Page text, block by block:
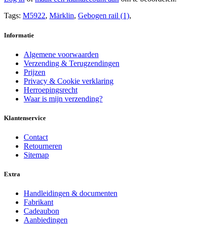
Tags: M5922, Märklin, Gebogen rail (1),
Informatie
Algemene voorwaarden
Verzending & Terugzendingen
Prijzen
Privacy & Cookie verklaring
Herroepingsrecht
Waar is mijn verzending?
Klantenservice
Contact
Retourneren
Sitemap
Extra
Handleidingen & documenten
Fabrikant
Cadeaubon
Aanbiedingen